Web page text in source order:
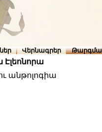
Վերնագրեր
Էլեոնորա
անթոլոգիա